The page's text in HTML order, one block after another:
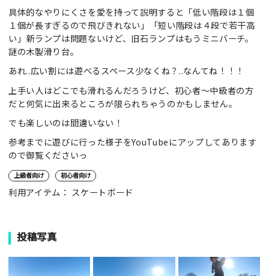
具体的なやりにくさを愛を持って説明すると「低い階段は１個
１個が長すぎるので飛びきれない」「短い階段は４段で若干高
い」新ランプは問題ないけど、旧石ランプはもうミニバーチ。
謎の木製滑り台。
あれ..広い割には遊べるスペース少なくね？..なんてね！！！
上手い人はどこでも滑れるんだろうけど、初心者～中級者の方
だと何気に出来るところが限られちゃうのかもしません。
でも楽しいのは間違いない！
参考までに遊びに行った様子をYouTubeにアップしてあります
ので御覧くださいっ
上級者向け 初心者向け
利用アイテム： スケートボード
投稿写真